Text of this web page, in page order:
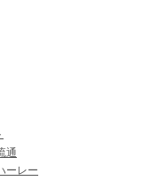
通
ーレー